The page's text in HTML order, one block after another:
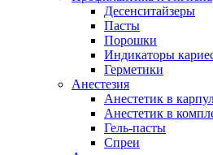
Десенситайзеры
Пасты
Порошки
Индикаторы
Герметики
Анестезия
Анестетик в
Анестетик в
Гель-пасты
Спреи